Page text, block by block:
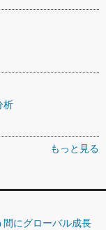
析
もっと見る
にグローバル成長